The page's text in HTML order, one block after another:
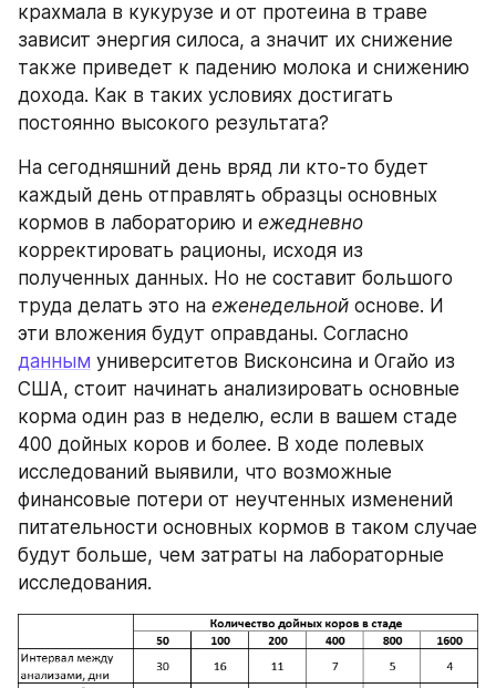
крахмала в кукурузе и от протеина в траве
зависит энергия силоса, а значит их снижение
также приведет к падению молока и снижению
дохода. Как в таких условиях достигать
постоянно высокого результата?
На сегодняшний день вряд ли кто-то будет
каждый день отправлять образцы основных
кормов в лабораторию и ежедневно
корректировать рационы, исходя из
полученных данных. Но не составит большого
труда делать это на еженедельной основе. И
данным университетов Висконсина и Огайо из
США, стоит начинать анализировать основные
корма один раз в неделю, если в вашем стаде
400 дойных коров и более. В ходе полевых
исследований выявили, что возможные
финансовые потери от неучтенных изменений
питательности основных кормов в таком случае
будут больше, чем затраты на лабораторные
исследования.